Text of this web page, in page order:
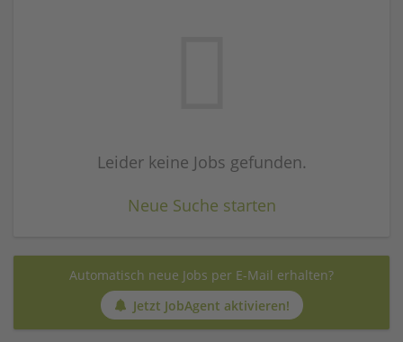
Leider keine Jobs gefunden.
Neue Suche starten
Automatisch neue Jobs per E-Mail erhalten?
Jetzt JobAgent aktivieren!